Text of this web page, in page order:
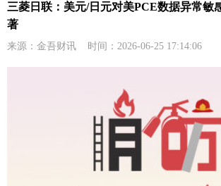
三菱日联：美元/日元对美PCE数据异常敏
著
来源：金吾财讯 时间：2026-06-25 17:14:06